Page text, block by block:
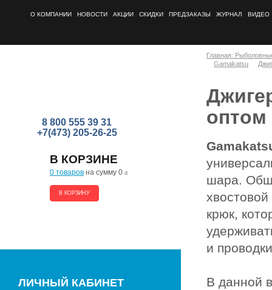
О КОМПАНИИ НОВОСТИ АКЦИИ СКИДКИ ПРЕДЗАКАЗЫ ЖУРНАЛ ВИДЕО
8 800 555 39 31
+7(473) 205-26-25
В КОРЗИНЕ
0 товаров на сумму 0 a
В КОРЗИНУ
ЛИЧНЫЙ КАБИНЕТ
Главная:
Gamakatsu
оптом
шара.
крюк,
и
В данной